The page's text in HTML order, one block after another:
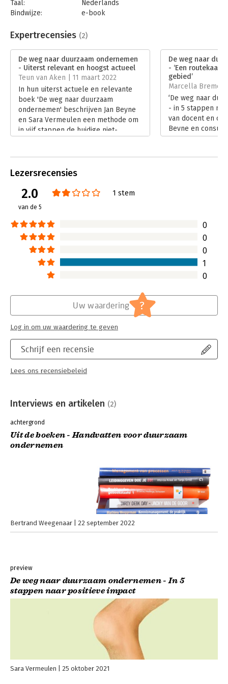
Taal:
Nederlands
Bindwijze:
e-book
Bestandsformaat:
epub
Uitgever:
Druk:
1
Verschijningsdatum:
29-9-2021
Hoofdrubriek: Ondernemen
Expertrecensies (2)
De weg naar duurzaam ondernemen
- Uiterst relevant en hoogst actueel
Teun van Aken | 11 maart 2022
In hun uiterst actuele en relevante
boek 'De weg naar duurzaam
ondernemen' beschrijven Jan Beyne
en Sara Vermeulen een methode om
in vijf stappen de huidige niet-
Lees verder
De weg naar
- ‘Een routekaart
gebied’
Marcella Bremer
‘De weg naar
- in 5 stappen
van docent en
Beyne en
is een basisboek
duurzaam
Lezersrecensies
2.0
van de 5
1 stem
0
0
0
1
0
Schrijf een recensie
Lees ons recensiebeleid
Uw waardering ?
Log in om uw waardering te geven
Interviews en artikelen (2)
achtergrond
Uit de boeken - Handvatten voor duurzaam
ondernemen
Bertrand Weegenaar 22 september 2022
preview
De weg naar duurzaam ondernemen - In 5
stappen naar positieve impact
Sara Vermeulen 25 oktober 2021